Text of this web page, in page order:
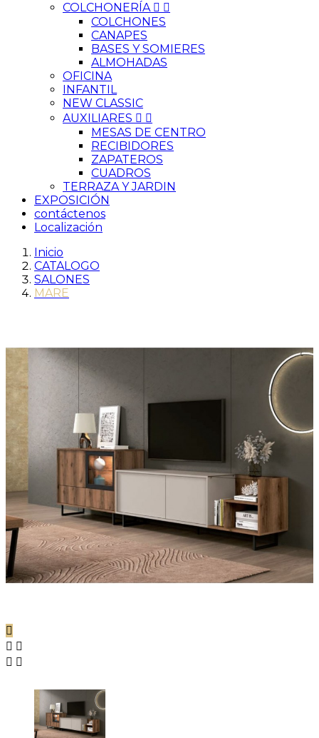
COLCHONERÍA  
COLCHONES
CANAPES
BASES Y SOMIERES
ALMOHADAS
OFICINA
INFANTIL
NEW CLASSIC
AUXILIARES  
MESAS DE CENTRO
RECIBIDORES
ZAPATEROS
CUADROS
TERRAZA Y JARDIN
EXPOSICIÓN
contáctenos
Localización
Inicio
CATALOGO
SALONES
MARE

 
 